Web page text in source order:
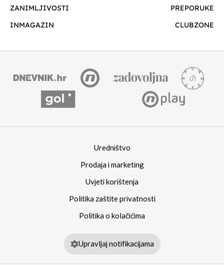
ZANIMLJIVOSTI
PREPORUKE
INMAGAZIN
CLUBZONE
Uredništvo
Prodaja i marketing
Uvjeti korištenja
Politika zaštite privatnosti
Politika o kolačićima
Upravljaj notifikacijama